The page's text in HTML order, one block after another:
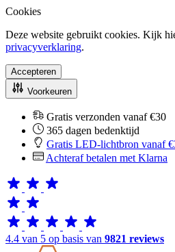
Cookies
Deze website gebruikt cookies. Kijk
privacyverklaring.
Accepteren
Voorkeuren
Gratis verzonden vanaf €30
365 dagen bedenktijd
Gratis LED-lichtbron vanaf
Achteraf betalen met Klarna
4.4 van 5 op basis van 9821 reviews